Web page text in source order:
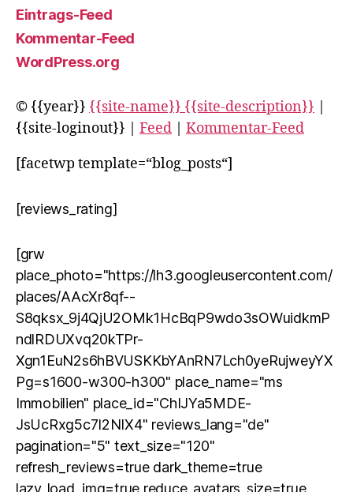
Eintrags-Feed
Kommentar-Feed
WordPress.org
© {{year}} {{site-name}} {{site-description}}
{{site-loginout}} | Feed
Kommentar-Feed
[facetwp template=“blog_posts“]
[reviews_rating]
[grw
place_photo="https://lh3.googleusercontent.com/
places/AAcXr8qf--
S8qksx_9j4QjU2OMk1HcBqP9wdo3sOWuidkmP
ndlRDUXvq20kTPr-
Xgn1EuN2s6hBVUSKKbYAnRN7Lch0yeRujweyYX
Pg=s1600-w300-h300" place_name="ms
Immobilien" place_id="ChIJYa5MDE-
JsUcRxg5c7I2NIX4" reviews_lang="de"
pagination="5" text_size="120"
refresh_reviews=true dark_theme=true
lazy_load_img=true reduce_avatars_size=true